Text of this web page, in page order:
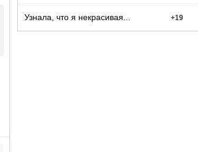
Узнала, что я некрасивая... +19